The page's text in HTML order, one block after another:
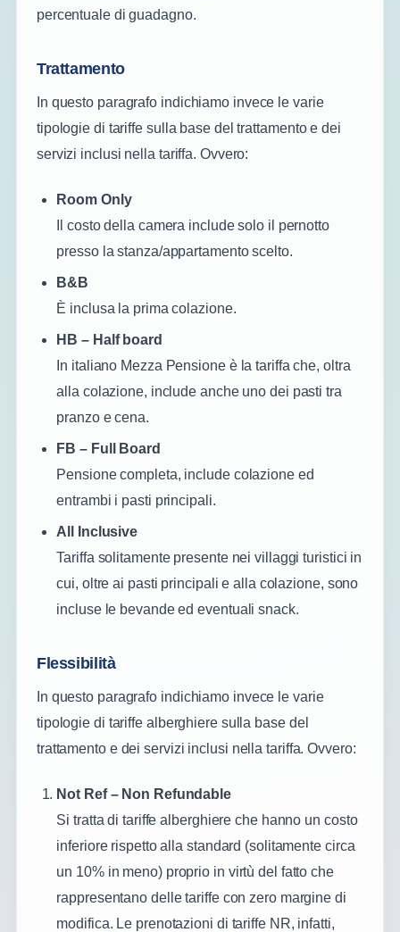
percentuale di guadagno.
Trattamento
In questo paragrafo indichiamo invece le varie
tipologie di tariffe sulla base del trattamento e dei
servizi inclusi nella tariffa. Ovvero:
Room Only
Il costo della camera include solo il pernotto
presso la stanza/appartamento scelto.
B&B
È inclusa la prima colazione.
HB – Half board
In italiano Mezza Pensione è la tariffa che, oltra
alla colazione, include anche uno dei pasti tra
pranzo e cena.
FB – Full Board
Pensione completa, include colazione ed
entrambi i pasti principali.
All Inclusive
Tariffa solitamente presente nei villaggi turistici in
cui, oltre ai pasti principali e alla colazione, sono
incluse le bevande ed eventuali snack.
Flessibilità
In questo paragrafo indichiamo invece le varie
tipologie di tariffe alberghiere sulla base del
trattamento e dei servizi inclusi nella tariffa. Ovvero:
Not Ref – Non Refundable
Si tratta di tariffe alberghiere che hanno un costo
inferiore rispetto alla standard (solitamente circa
un 10% in meno) proprio in virtù del fatto che
rappresentano delle tariffe con zero margine di
modifica. Le prenotazioni di tariffe NR, infatti,